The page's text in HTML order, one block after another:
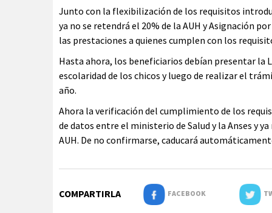
Junto con la flexibilización de los requisitos
ya no se retendrá el 20% de la AUH y Asignación
las prestaciones a quienes cumplen con los
Hasta ahora, los beneficiarios debían presentar la
escolaridad de los chicos y luego de realizar el
año.
Ahora la verificación del cumplimiento de los
de datos entre el ministerio de Salud y la Anses y
AUH. De no confirmarse, caducará
COMPARTIRLA FACEBOOK